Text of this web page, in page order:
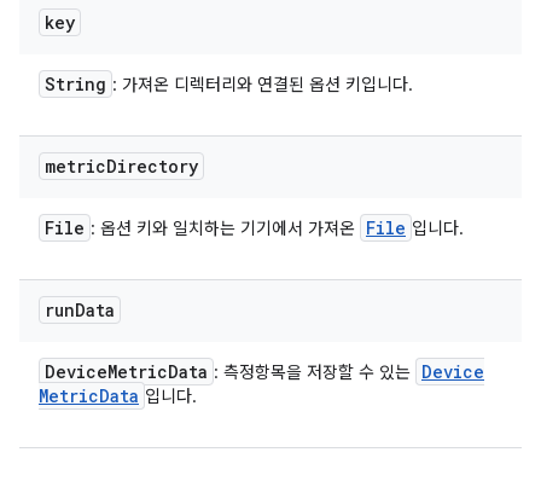
key
String : 가져온 디렉터리와 연결된 옵션 키입니다.
metricDirectory
File : 옵션 키와 일치하는 기기에서 가져온 File 입니다.
runData
DeviceMetricData : 측정항목을 저장할 수 있는 Device
MetricData 입니다.